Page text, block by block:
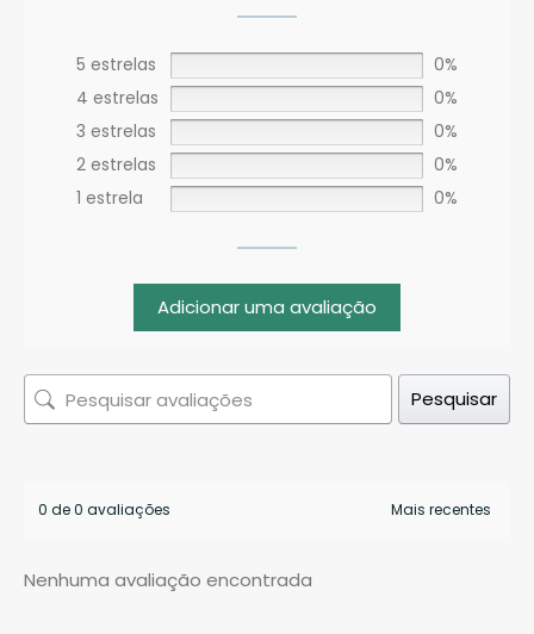
5 estrelas
0%
4 estrelas
0%
3 estrelas
0%
2 estrelas
0%
1 estrela
0%
Adicionar uma avaliação
Pesquisar
0 de 0 avaliações
Nenhuma avaliação encontrada